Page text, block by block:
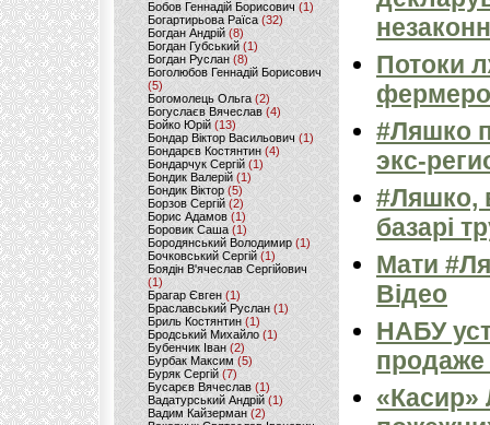
Бобов Геннадій Борисович (1)
Богартирьова Раїса (32)
Богдан Андрій(8)
Богдан Губський (1)
Богдан Руслан(8)
Боголюбов Геннадій Борисович
(5)
Богомолець Ольга (2)
Богуслаєв Вячеслав (4)
Бойко Юрій (13)
Бондар Віктор Васильович (1)
Бондарєв Костянтин (4)
Бондарчук Сергій(1)
Бондик Валерій (1)
Бондик Віктор(5)
Борзов Сергiй (2)
Борис Адамов(1)
Боровик Саша (1)
Бородянський Володимир (1)
Бочковський Сергій (1)
Боядін В'ячеслав Сергійович
(1)
Брагар Євген (1)
Браславський Руслан (1)
Бриль Костянтин (1)
Бродський Михайло (1)
Бубенчик Іван(2)
Бурбак Максим (5)
Буряк Сергій (7)
Бусарєв Вячеслав (1)
Вадатурський Андрій (1)
Вадим Кайзерман (2)
Потоки
#Ляшко
экс-
#Ляшко,
базарі
Мати
Відео
НАБУ
«Касир»